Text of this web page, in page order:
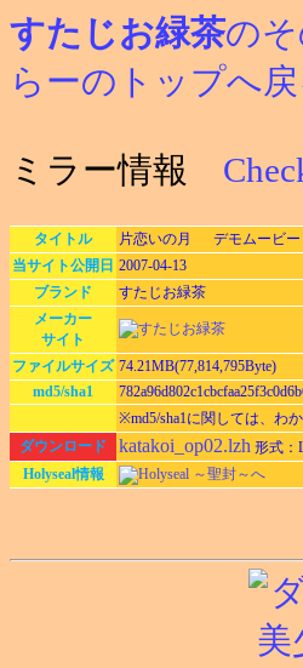
すたじお緑茶の
らーのトップへ戻
ミラー情報
タイトル
片恋いの月 デモムービー
当サイト公開日 2007-04-13
ブランド
すたじお緑茶
メーカー
サイト
ファイルサイズ 74.21MB(77,814,795Byte)
md5/sha1
※md5/sha1に関しては、わ
ダウンロード
katakoi_op02.lzh 形式：
Holyseal情報
Holyseal ～聖封～へ